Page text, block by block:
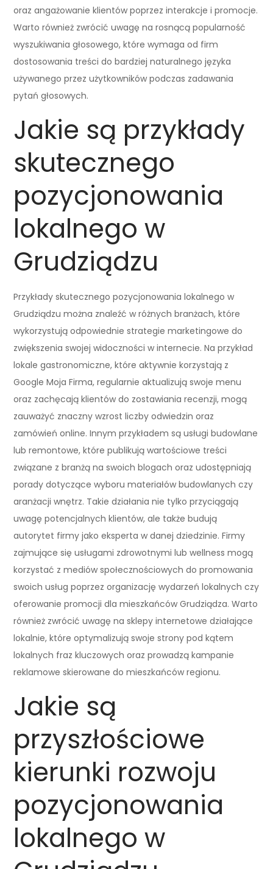
oraz angażowanie klientów poprzez interakcje i promocje.
Warto również zwrócić uwagę na rosnącą popularność
wyszukiwania głosowego, które wymaga od firm
dostosowania treści do bardziej naturalnego języka
używanego przez użytkowników podczas zadawania
pytań głosowych.
Jakie są przykłady
skutecznego
pozycjonowania
lokalnego w
Grudziądzu
Przykłady skutecznego pozycjonowania lokalnego w
Grudziądzu można znaleźć w różnych branżach, które
wykorzystują odpowiednie strategie marketingowe do
zwiększenia swojej widoczności w internecie. Na przykład
lokale gastronomiczne, które aktywnie korzystają z
Google Moja Firma, regularnie aktualizują swoje menu
oraz zachęcają klientów do zostawiania recenzji, mogą
zauważyć znaczny wzrost liczby odwiedzin oraz
zamówień online. Innym przykładem są usługi budowlane
lub remontowe, które publikują wartościowe treści
związane z branżą na swoich blogach oraz udostępniają
porady dotyczące wyboru materiałów budowlanych czy
aranżacji wnętrz. Takie działania nie tylko przyciągają
uwagę potencjalnych klientów, ale także budują
autorytet firmy jako eksperta w danej dziedzinie. Firmy
zajmujące się usługami zdrowotnymi lub wellness mogą
korzystać z mediów społecznościowych do promowania
swoich usług poprzez organizację wydarzeń lokalnych czy
oferowanie promocji dla mieszkańców Grudziądza. Warto
również zwrócić uwagę na sklepy internetowe działające
lokalnie, które optymalizują swoje strony pod kątem
lokalnych fraz kluczowych oraz prowadzą kampanie
reklamowe skierowane do mieszkańców regionu.
Jakie są
przyszłościowe
kierunki rozwoju
pozycjonowania
lokalnego w